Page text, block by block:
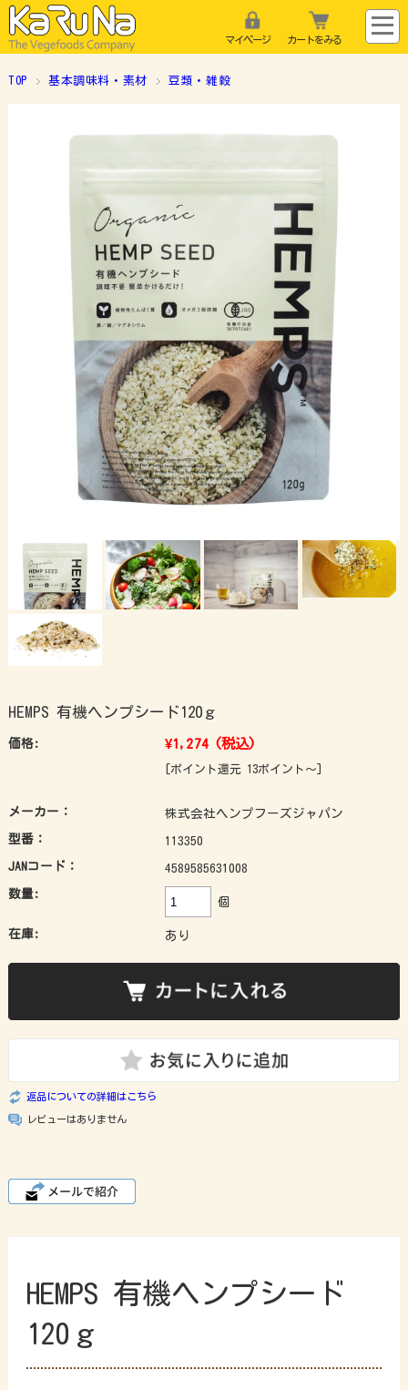
マイページ カートをみる
TOP 基本調味料・素材 豆類・雑穀
HEMPS 有機ヘンプシード120ｇ
価格: ¥1,274 (税込)
[ポイント還元 13ポイント～]
メーカー：
株式会社ヘンプフーズジャパン
型番：
113350
JANコード：
4589585631008
数量:
個
在庫: あり
返品についての詳細はこちら
レビューはありません
HEMPS 有機ヘンプシード
120ｇ